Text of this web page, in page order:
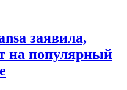
заявила,
на популярный